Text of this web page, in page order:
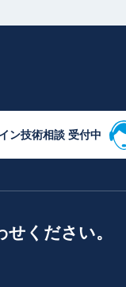
ン技術相談 受付中
ください。